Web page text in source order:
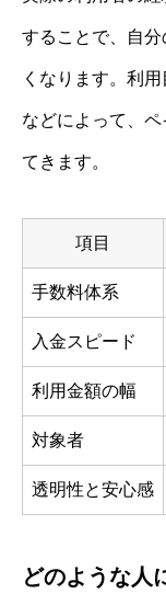
することで、自
くなります。利
などによって、
てきます。
項目
手数料体系
入金スピード
利用金額の幅
対象者
透明性と安心感
どのような人